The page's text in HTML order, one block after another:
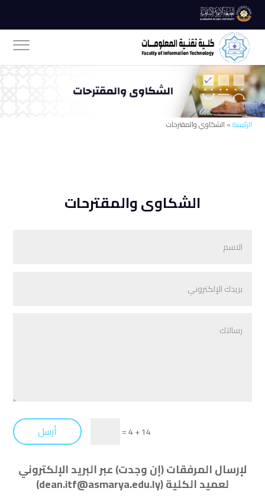
الرئيسية» الشكاوي والمقترحات
الشكاوى والمقترحات
أرسل 14 + 4
=
لإرسال المرفقات (إن وجدت) عبر البريد الإلكتروني
لعميد الكلية (dean.itf@asmarya.edu.ly
)